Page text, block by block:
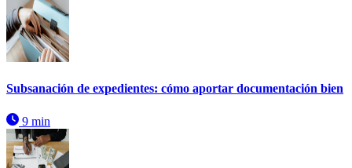
Subsanación de expedientes: cómo aportar documentación bien
9 min